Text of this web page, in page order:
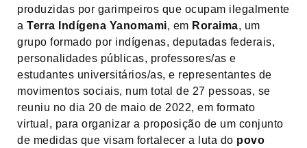
produzidas por garimpeiros que ocupam ilegalmente
a Terra Indígena Yanomami, em Roraima, um
grupo formado por indígenas, deputadas federais,
personalidades públicas, professores/as e
estudantes universitários/as, e representantes de
movimentos sociais, num total de 27 pessoas, se
reuniu no dia 20 de maio de 2022, em formato
virtual, para organizar a proposição de um conjunto
de medidas que visam fortalecer a luta do povo